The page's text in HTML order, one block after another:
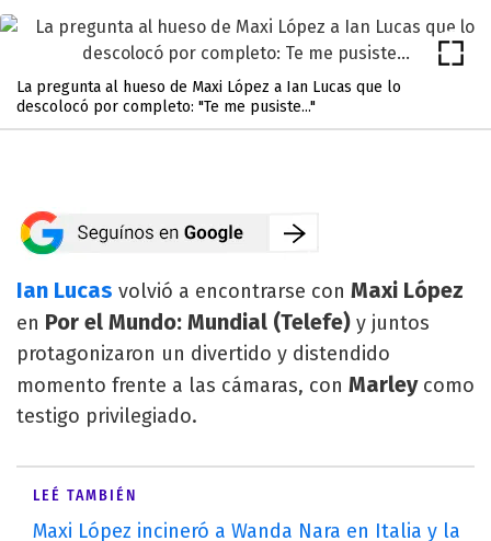
La pregunta al hueso de Maxi López a Ian Lucas que lo
descolocó por completo: "Te me pusiste..."
Ian Lucas volvió a encontrarse con Maxi López
en Por el Mundo: Mundial (Telefe) y juntos
protagonizaron un divertido y distendido
momento frente a las cámaras, con Marley como
testigo privilegiado.
LEÉ TAMBIÉN
Maxi López incineró a Wanda Nara en Italia y la